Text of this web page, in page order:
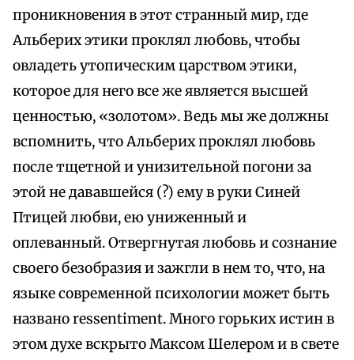
проникновения в этот странный мир, где
Альберих этики проклял любовь, чтобы
овладеть утопическим царством этики,
которое для него все же является высшей
ценностью, «золотом». Ведь мы же должны
вспомнить, что Альберих проклял любовь
после тщетной и унизительной погони за
этой не дававшейся (?) ему в руки Синей
Птицей любви, ею униженный и
оплеванный. Отвергнутая любовь и сознание
своего безобразия и зажгли в нем то, что, на
языке современной психологии может быть
названо ressentiment. Много горьких истин в
этом духе вскрыто Максом Шелером и в свете